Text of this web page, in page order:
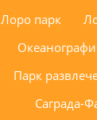
Лоро парк
Парк
Саграда-